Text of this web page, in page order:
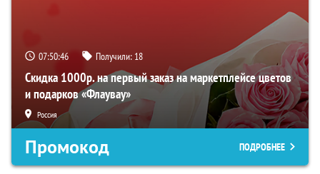
07:50:45 Получили: 18
Скидка 1000р. на первый заказ на маркетплейсе цветов
и подарков «Флаувау»
Россия
Промокод ПОДРОБНЕЕ